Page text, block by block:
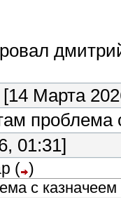
[14 Марта
01:31]
( )
с